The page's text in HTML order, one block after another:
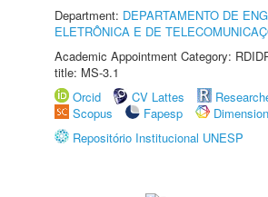
Department: DEPARTAMENTO DE
ELETRÔNICA E DE
Academic Appointment Category:
title: MS-3.1
Orcid
CV Lattes
Scopus
Fapesp
Repositório Institucional UNESP